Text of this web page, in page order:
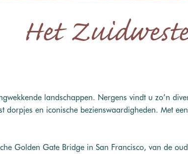
Het
landschappen. Nergens vindt u zo’n
dorpjes en iconische bezienswaardigheden. Met
Golden Gate Bridge in San Francisco, van de